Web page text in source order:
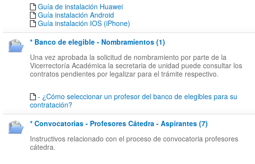
Guía de instalación Huawei
Guía instalación Android
Guía instalación IOS (iPhone)
* Banco de elegible - Nombramientos (1)
Una vez aprobada la solicitud de nombramiento por parte de la
Vicerrectoría Académica la secretaria de unidad puede consultar los
contratos pendientes por legalizar para el trámite respectivo.
- ¿Cómo seleccionar un profesor del banco de elegibles para su
contratación?
* Convocatorias - Profesores Cátedra - Aspirantes (7)
Instructivos relacionado con el proceso de convocatoria profesores
cátedra.